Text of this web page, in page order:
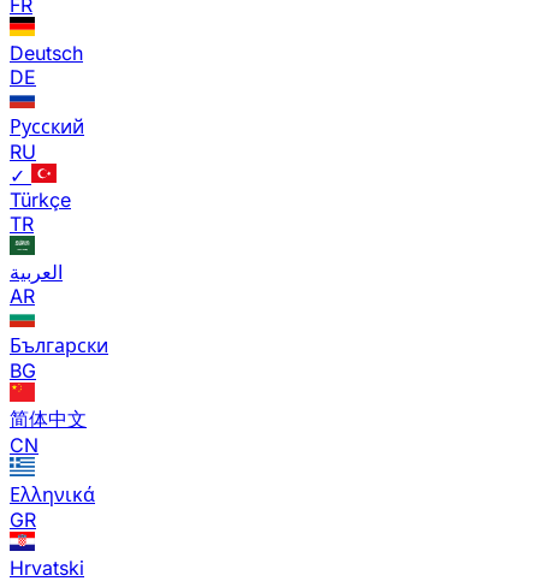
FR
Deutsch
DE
Русский
RU
✓
Türkçe
TR
العربية
AR
Български
BG
简体中文
CN
Ελληνικά
GR
Hrvatski